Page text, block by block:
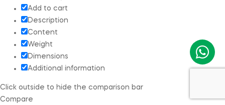
Add to cart
Description
Content
Weight
Dimensions
Additional information
Click outside to hide the comparison bar
Compare